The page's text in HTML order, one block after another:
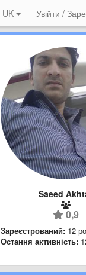
UK Увійти /
Saeed
0,9
Зареєстрований: 12
Остання активність: